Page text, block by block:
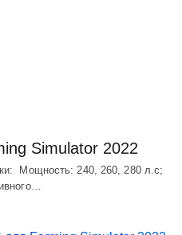
Simulator 2022
Мощность: 240, 260, 280 л.с;